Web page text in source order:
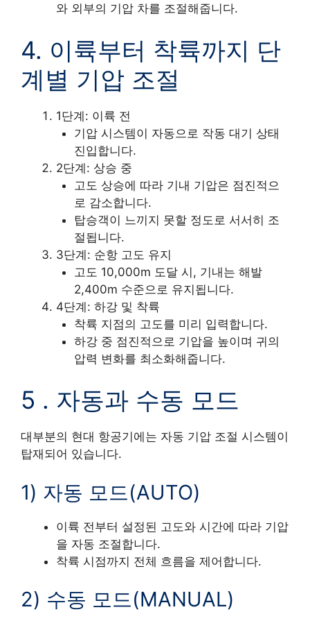
와 외부의 기압 차를 조절해줍니다.
4. 이륙부터 착륙까지 단
계별 기압 조절
1단계: 이륙 전
기압 시스템이 자동으로 작동 대기 상태
진입합니다.
2단계: 상승 중
고도 상승에 따라 기내 기압은 점진적으
로 감소합니다.
탑승객이 느끼지 못할 정도로 서서히 조
절됩니다.
3단계: 순항 고도 유지
고도 10,000m 도달 시, 기내는 해발
2,400m 수준으로 유지됩니다.
4단계: 하강 및 착륙
착륙 지점의 고도를 미리 입력합니다.
하강 중 점진적으로 기압을 높이며 귀의
압력 변화를 최소화해줍니다.
5 . 자동과 수동 모드
대부분의 현대 항공기에는 자동 기압 조절 시스템이
탑재되어 있습니다.
1) 자동 모드(AUTO)
이륙 전부터 설정된 고도와 시간에 따라 기압
을 자동 조절합니다.
착륙 시점까지 전체 흐름을 제어합니다.
2) 수동 모드(MANUAL)